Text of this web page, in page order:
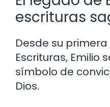
escrituras
Desde su
Escrituras, Emilio
símbolo de
Dios.